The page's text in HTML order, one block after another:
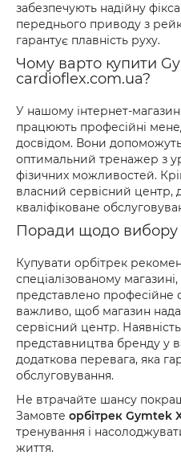
забезпечують надійну
переднього приводу з
гарантує плавність руху.
Чому варто купити
cardioflex.com.ua?
У нашому інтернет-
працюють професійні
досвідом. Вони
оптимальний тренажер з
фізичних можливостей.
власний сервісний центр,
кваліфіковане
Поради щодо вибору
Купувати орбітрек
спеціалізованому
представлено професійне
важливо, щоб магазин
сервісний центр.
представництва бренду у
додаткова перевага, яка
обслуговування.
Не втрачайте шансу
Замовте орбітрек Gymtek
тренування і
життя.